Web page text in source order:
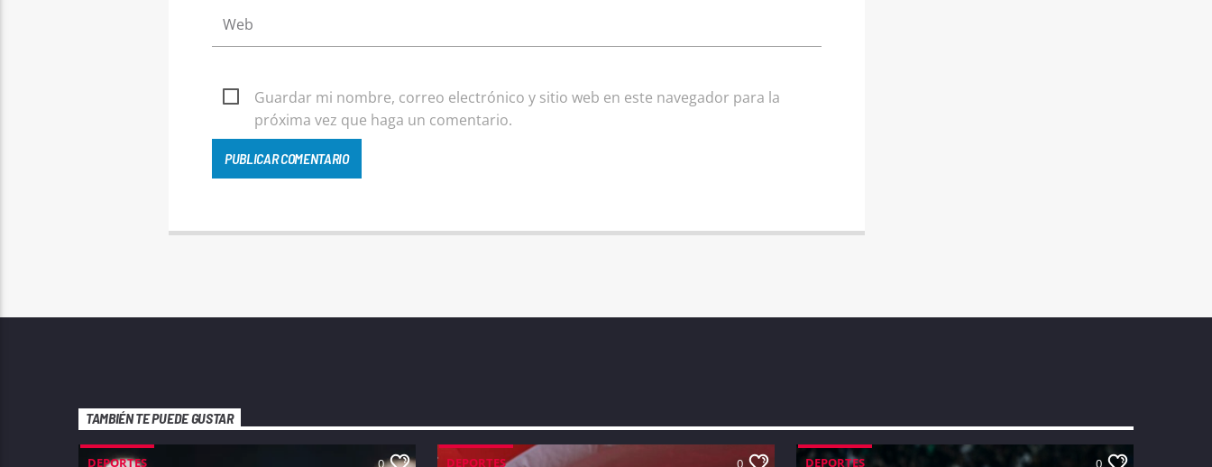
Guardar mi nombre, correo electrónico y sitio web en este navegador para la
próxima vez que haga un comentario.
TAMBIÉN TE PUEDE GUSTAR
DEPORTES 0 DEPORTES 0 DEPORTES 0